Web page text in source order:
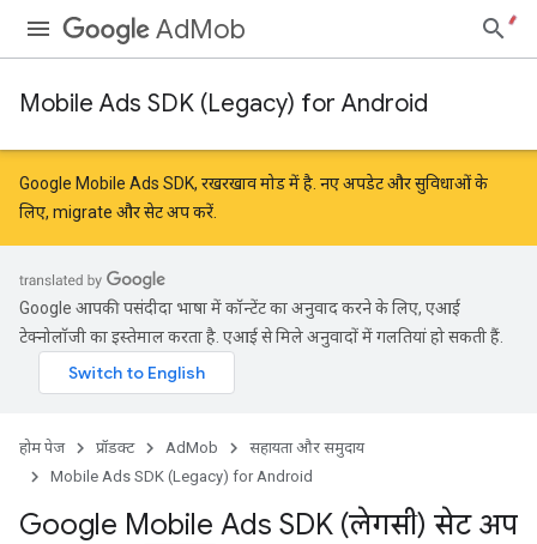
AdMob
Mobile Ads SDK (Legacy) for Android
Google Mobile Ads SDK, रखरखाव मोड में है. नए अपडेट और सुविधाओं के
लिए, migrate औरसेट अप करें
Google आपकी पसंदीदा भाषा में कॉन्टेंट का अनुवाद करने के लिए, एआई
टेक्नोलॉजी का इस्तेमाल करता है. एआई से मिले अनुवादों में गलतियां हो सकती हैं.
होम पेज प्रॉडक्ट AdMob
सहायता और समुदाय
Mobile Ads SDK (Legacy) for Android
Google Mobile Ads SDK (लेगसी) सेट अप